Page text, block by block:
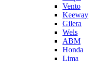
Vento
Keeway
Gilera
Wels
ABM
Honda
Lima